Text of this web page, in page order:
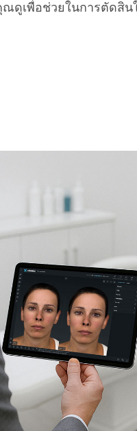
ดูเพื่อช่วยในการตัดสิน